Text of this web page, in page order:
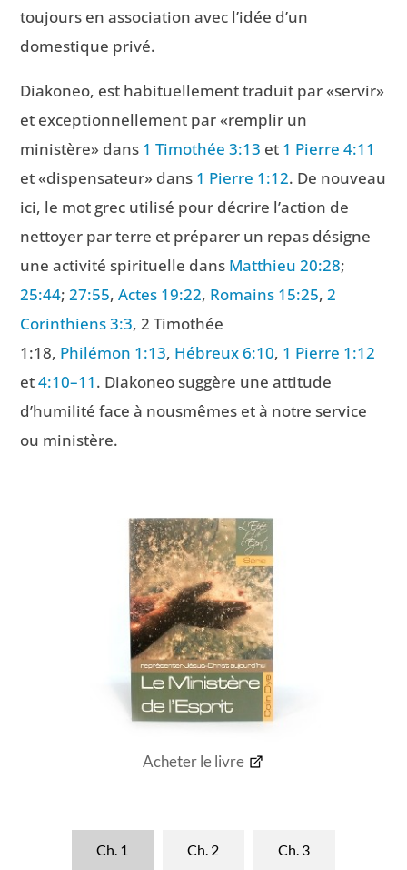
toujours en association avec l’idée d’un
domestique privé.
Diakoneo, est habituellement traduit par «servir»
et exceptionnellement par «remplir un
ministère» dans 1 Timothée 3:13 et 1 Pierre 4:11
et «dispensateur» dans 1 Pierre 1:12. De nouveau
ici, le mot grec utilisé pour décrire l’action de
nettoyer par terre et préparer un repas désigne
une activité spirituelle dans Matthieu 20:28;
25:44; 27:55,Actes 19:22, Romains 15:25, 2
Corinthiens 3:3, 2 Timothée
1:18, Philémon 1:13, Hébreux 6:10, 1 Pierre 1:12
et4:10–11. Diakoneo suggère une attitude
d’humilité face à nousmêmes et à notre service
ou ministère.
Acheter le livre
Ch. 1 Ch. 2 Ch. 3